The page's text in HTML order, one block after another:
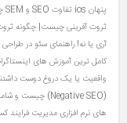
پنهان ios
تفاوت SEO و SEM چیست و چه کاربردی دارند؟
ثروت آفرینی چیست| چگونه ثروت
آری یا نه! راهنمای سئو در
کامل ترین آموزش های
واقعیت یا یک دروغ دوست‌
(Negative SEO) چیست و شامل چه مواردی می شود؟
های نرم افزاری مدیریت فرایند